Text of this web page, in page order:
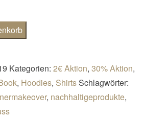
i
o
n
Hennja Gr. 32-50 inkl. Beamerdatei
Kategorien: 2€ Aktion, 30% Aktion,
, Hoodies, ShirtsSchlagwörter:
, nachhaltigeprodukte,